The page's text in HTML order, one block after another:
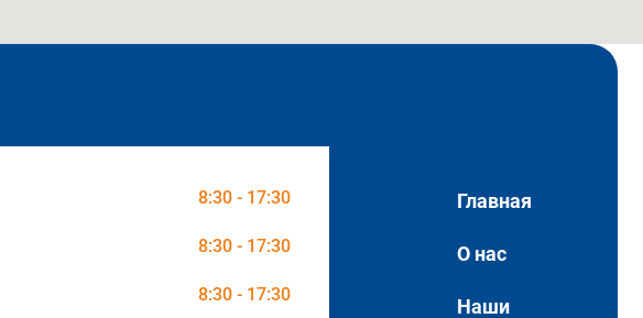
8:30 - 17:30
8:30 - 17:30
8:30 - 17:30
Главная
О нас
Наши